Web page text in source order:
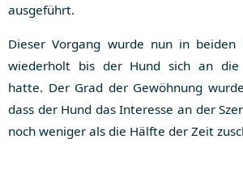
ausgeführt.
Dieser Vorgang wurde nun in beiden
wiederholt bis der Hund sich an die
hatte. Der Grad der Gewöhnung
dass der Hund das Interesse an der
noch weniger als die Hälfte der Zeit